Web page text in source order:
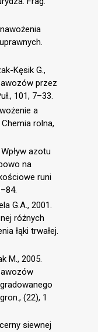
Kęsik G.,
przez
101, 7–33.
a
rolna,
azotu
na
runi
G.A., 2001.
różnych
łąki trwałej.
M., 2005.
(22), 1
siewnej